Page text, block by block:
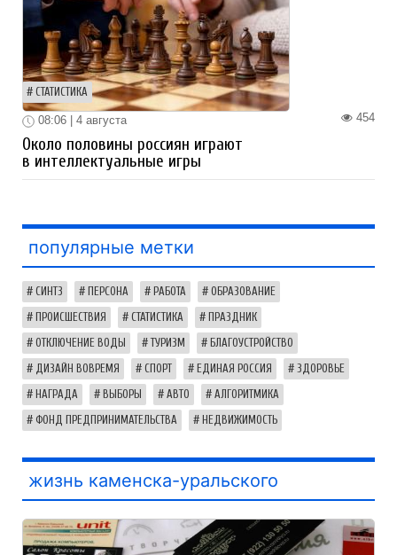
СТАТИСТИКА
454
08:06 | 4 августа
Около половины россиян играют
в интеллектуальные игры
популярные метки
СИНТЗ ПЕРСОНА РАБОТА ОБРАЗОВАНИЕ
ПРОИСШЕСТВИЯ СТАТИСТИКА ПРАЗДНИК
ОТКЛЮЧЕНИЕ ВОДЫ ТУРИЗМ БЛАГОУСТРОЙСТВО
ДИЗАЙН ВОВРЕМЯ СПОРТ ЕДИНАЯ РОССИЯ ЗДОРОВЬЕ
НАГРАДА ВЫБОРЫ АВТО АЛГОРИТМИКА
ФОНД ПРЕДПРИНИМАТЕЛЬСТВА НЕДВИЖИМОСТЬ
жизнь каменска-уральского